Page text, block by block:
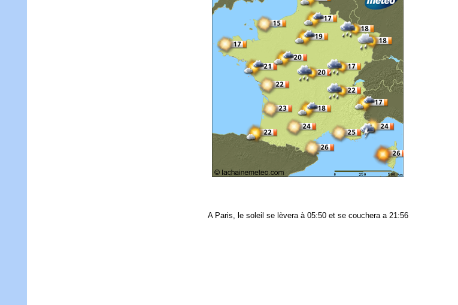
A Paris, le soleil se lèvera à 05:50 et se couchera a 21:56